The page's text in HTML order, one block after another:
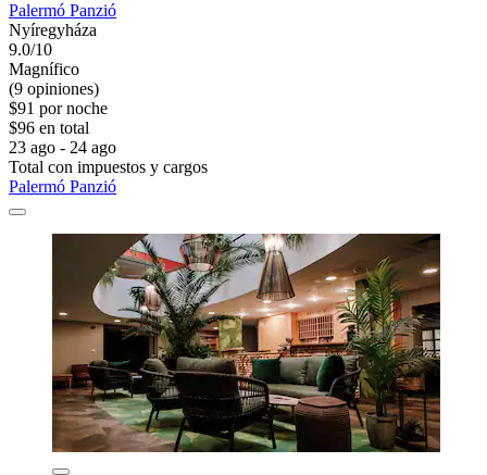
Palermó Panzió
Nyíregyháza
9.0/10
Magnífico
(9 opiniones)
$91 por noche
$96 en total
23 ago - 24 ago
Total con impuestos y cargos
Palermó Panzió